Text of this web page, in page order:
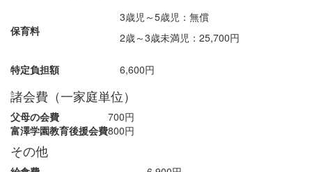
保育料
3歳児～5歳児：無償
2歳～3歳未満児：25,700円
特定負担額 6,600円
諸会費（一家庭単位）
父母の会費
700円
富澤学園教育後援会費800円
その他